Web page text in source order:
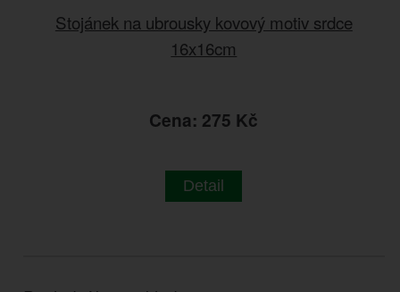
Stojánek na ubrousky kovový motiv srdce
16x16cm
Cena: 275 Kč
Detail